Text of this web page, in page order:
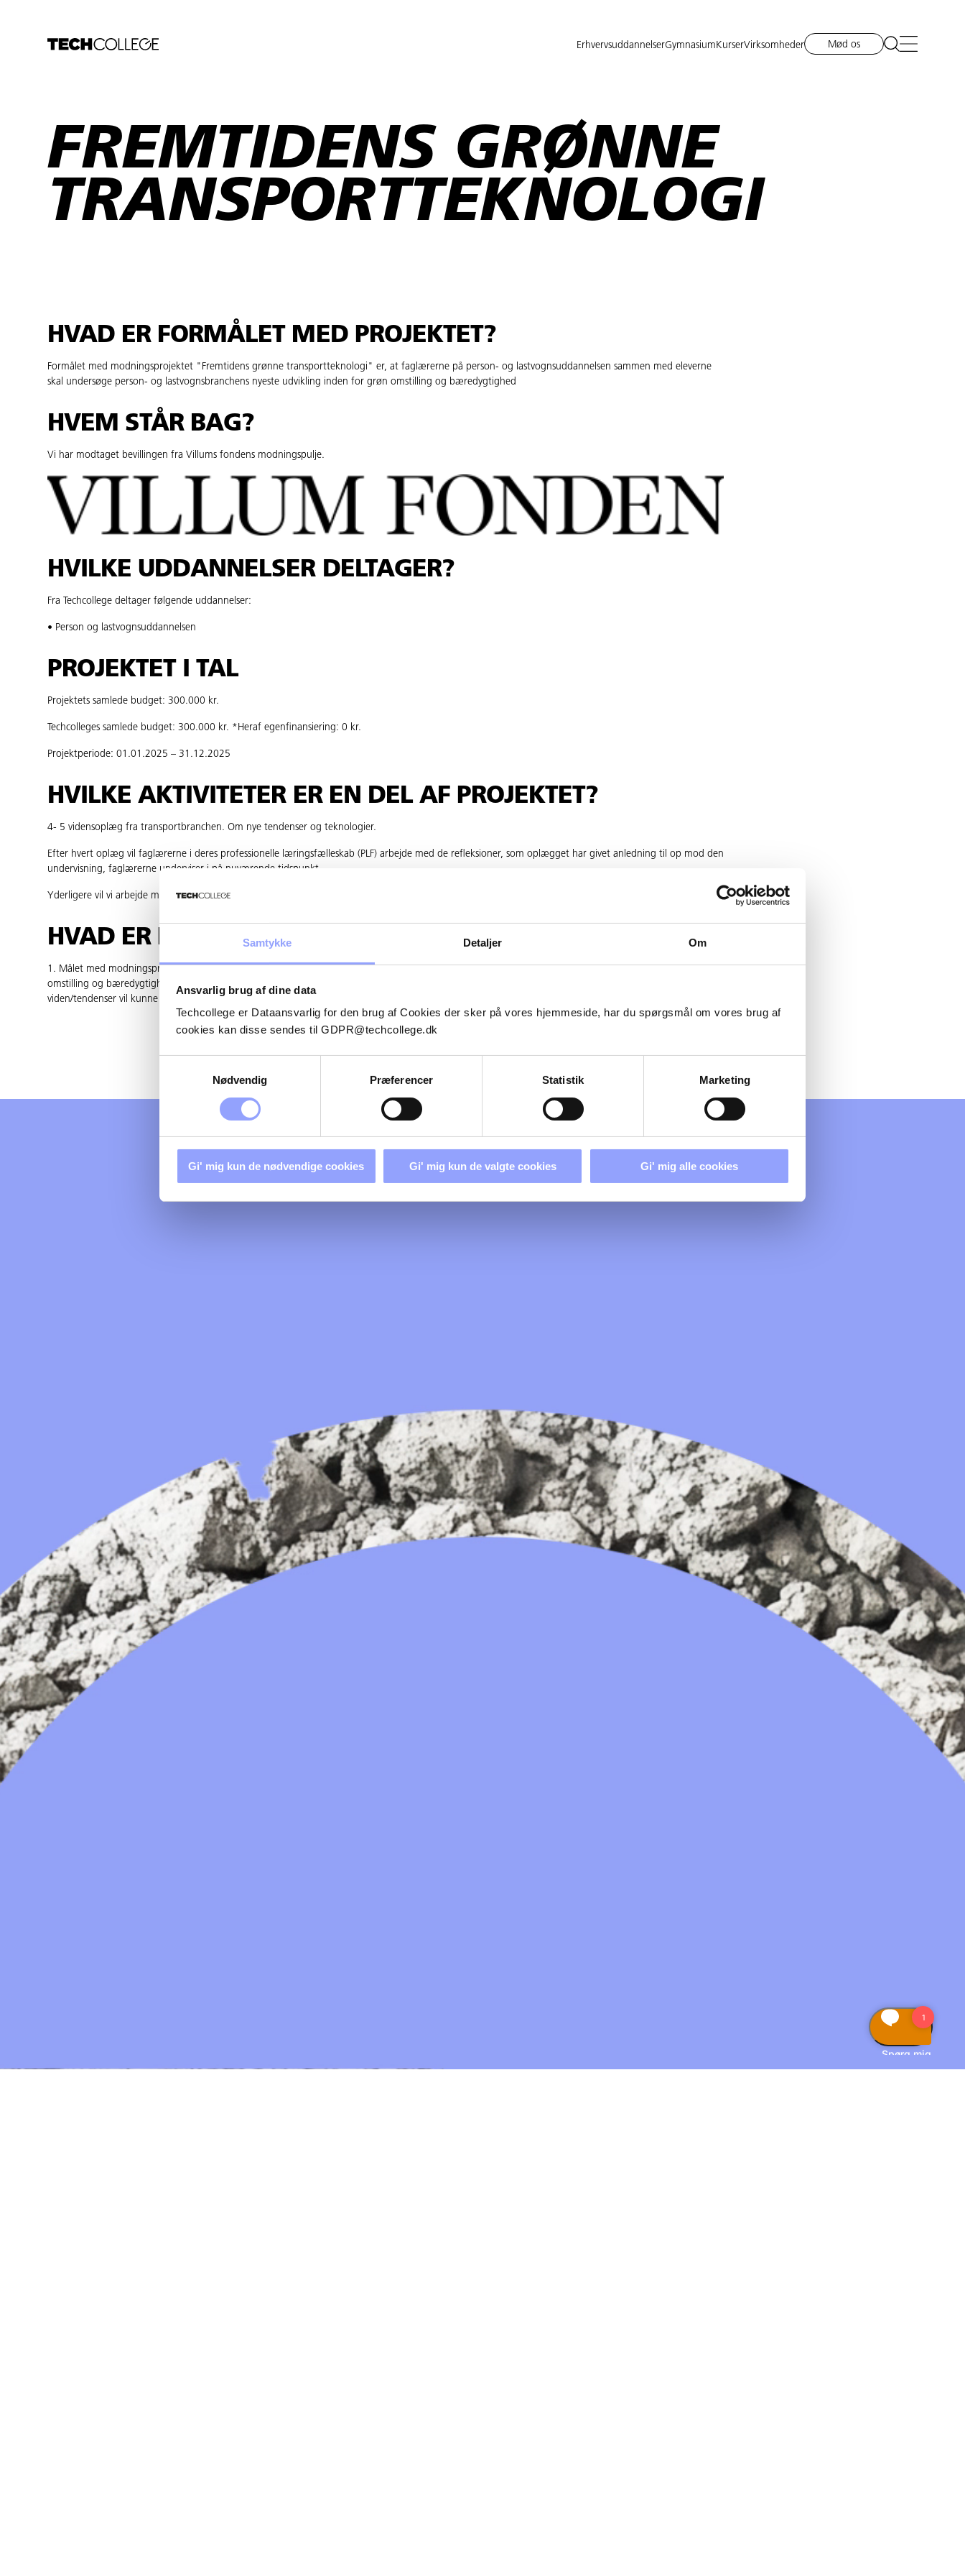
Samtykke Detaljer Om
Ansvarlig brug af dine data
Techcollege er Dataansvarlig for den brug af Cookies der sker på vores hjemmeside, har du spørgsmål om vores brug af
cookies kan disse sendes til GDPR@techcollege.dk
Nødvendig
Præferencer Statistik Marketing
Gi' mig kun de nødvendige cookies Gi' mig kun de valgte cookies Gi' mig alle cookies
ErhvervsuddannelserGymnasium KurserVirksomheder Mød os
FREMTIDENS GRØNNE
TRANSPORTTEKNOLOGI
HVAD ER FORMÅLET MED PROJEKTET?
Formålet med modningsprojektet "Fremtidens grønne transportteknologi" er, at faglærerne på person- og lastvognsuddannelsen sammen med eleverne
skal undersøge person- og lastvognsbranchens nyeste udvikling inden for grøn omstilling og bæredygtighed
HVEM STÅR BAG?
Vi har modtaget bevillingen fra Villums fondens modningspulje.
HVILKE UDDANNELSER DELTAGER?
Fra Techcollege deltager følgende uddannelser:
• Person og lastvognsuddannelsen
PROJEKTET I TAL
Projektets samlede budget: 300.000 kr.
Techcolleges samlede budget: 300.000 kr. *Heraf egenfinansiering: 0 kr.
Projektperiode: 01.01.2025 – 31.12.2025
HVILKE AKTIVITETER ER EN DEL AF PROJEKTET?
4- 5 vidensoplæg fra transportbranchen. Om nye tendenser og teknologier.
Efter hvert oplæg vil faglærerne i deres professionelle læringsfælleskab (PLF) arbejde med de refleksioner, som oplægget har givet anledning til op mod den
undervisning, faglærerne underviser i på nuværende tidspunkt.
Yderligere vil vi arbejde med elevernes refleksioner om videns personernes oplæg fx i relation til deres læreplads.
HVAD ER PROJEKTETS FORVENTEDE RESULTATER?
1. Målet med modningsprojektet er, at faglærerne på person- og lastvognsuddannelsen sammen med eleverne får viden om nye tendenser inden for grøn
omstilling og bæredygtighed. Faglærerne har også som mål at reflektere og analysere sig frem til hvor i den gældende bekendtgørelse, at den nye
viden/tendenser vil kunne placeres/udvikles.